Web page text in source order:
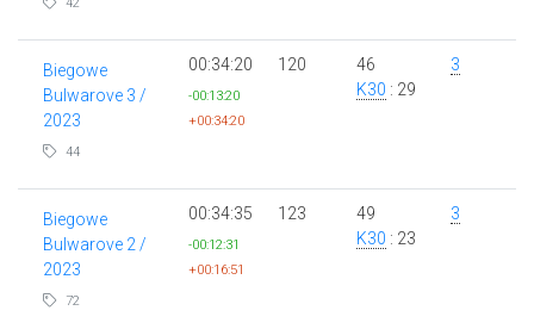
Biegowe
Bulwarove 3 /
2023
44
00:34:20
-00:13:20
+00:34:20
120
46
K30 : 29
3
Biegowe
Bulwarove 2 /
2023
72
00:34:35
-00:12:31
+00:16:51
123
49
K30 : 23
3